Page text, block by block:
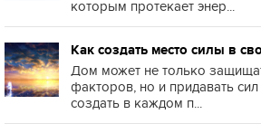
которым протекает энер...
Как создать место силы в
Дом может не только
факторов, но и придавать
создать в каждом п...